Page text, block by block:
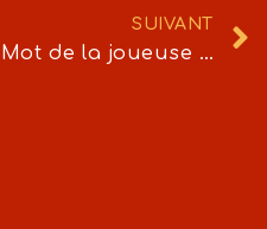
SUIVANT
Mot de la joueuse de la U18F R3 Juliette et de la joueuse séniors F Kézia :